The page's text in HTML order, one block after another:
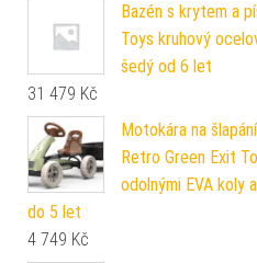
Bazén s krytem a
Toys kruhový
šedý od 6 let
31 479 Kč
Motokára na
Retro Green Exit
odolnými EVA koly
do 5 let
4 749 Kč